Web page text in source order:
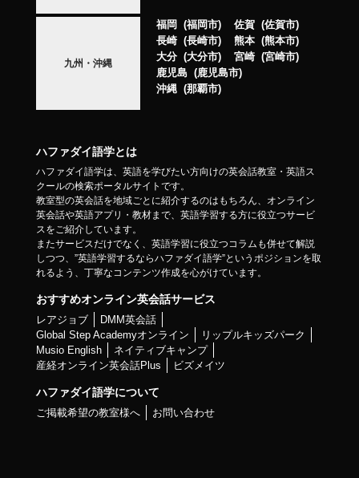
九州・沖縄
福岡 福岡市 佐賀
佐賀市
長崎
長崎市 熊本
熊本市
大分
大分市 宮崎
宮崎市
鹿児島
鹿児島市
沖縄
那覇市
ハファダイ語学とは
ハファダイ語学は、英語を学びたい方向けの英会話教室・英語ス
クールの検索ポータルサイトです。
教室型の英会話を地域ごとに紹介するのはもちろん、オンライン
英会話や英語アプリ・教材まで、英語学習する方に役立つサービ
スをご紹介しています。
またサービスだけでなく、英語学習に役立つコラムも併せて解説
しつつ、”英語学習するならハファダイ語学”というポジションを取
れるよう、丁寧なコンテンツ作成を心がけています。
おすすめオンライン英会話サービス
レアジョブ
DMM英会話
Global Step Academyオンライン
リップルキッズパーク
Musio English
ネイティブキャンプ
産経オンライン英会話Plus
ビズメイツ
ハファダイ語学について
ご掲載希望の教室様へ お問い合わせ